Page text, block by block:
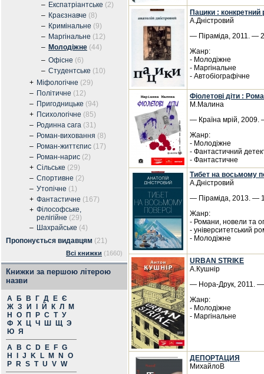
– Експатріантське (2)
– Краєзнавче (8)
– Кримінальне (9)
– Маргінальне (12)
– Молодіжне (44)
– Офісне (6)
– Студентське (10)
+ Міфологічне (29)
– Політичне (12)
– Пригодницьке (94)
+ Психологічне (85)
– Родинна сага (31)
– Роман-виховання (8)
– Роман-життєпис (17)
– Роман-нарис (2)
+ Сільське (29)
– Спортивне (2)
– Утопічне (1)
+ Фантастичне (167)
+ Філософське,
релігійне (29)
– Шахрайське (4)
Пропонується видавцям (21)
Всі книжки (1660)
Книжки за першою літерою
назви
А Б В Г Д Е Є
Ж З И Й К Л
М
Н
О П Р С Т У
Ф Х Ц Ч Ш Щ Э
Ю Я
A
B C D E F G
H
J K L M N
O
P
R S T U V W
Пацики : конкретний
А.Дністровий
— Піраміда, 2011. —
Жанр:
- Молодіжне
- Маргінальне
- Автобіографічне
Фіолетові діти :
М.Малина
— Країна мрій, 2009.
Жанр:
- Молодіжне
- Фантастичний
- Фантастичне
Тибет на восьмому
А.Дністровий
— Піраміда, 2013. —
Жанр:
- Романи, новели та
- університетський
- Молодіжне
URBAN STRIKE
А.Кушнір
— Нора-Друк, 2011. —
Жанр:
- Молодіжне
- Маргінальне
ДЕПОРТАЦИЯ
МихайлоВ